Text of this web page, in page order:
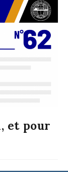
et pour